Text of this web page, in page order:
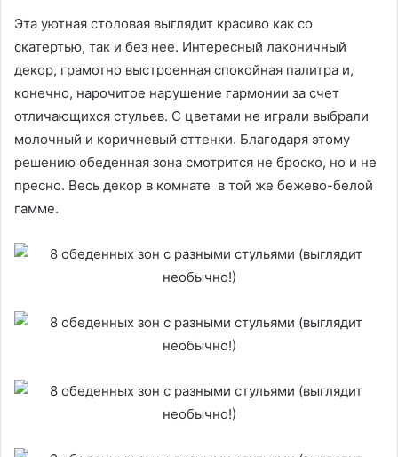
Эта уютная столовая выглядит красиво как со
скатертью, так и без нее. Интересный лаконичный
декор, грамотно выстроенная спокойная палитра и,
конечно, нарочитое нарушение гармонии за счет
отличающихся стульев. С цветами не играли выбрали
молочный и коричневый оттенки. Благодаря этому
решению обеденная зона смотрится не броско, но и не
пресно. Весь декор в комнате в той же бежево-белой
гамме.